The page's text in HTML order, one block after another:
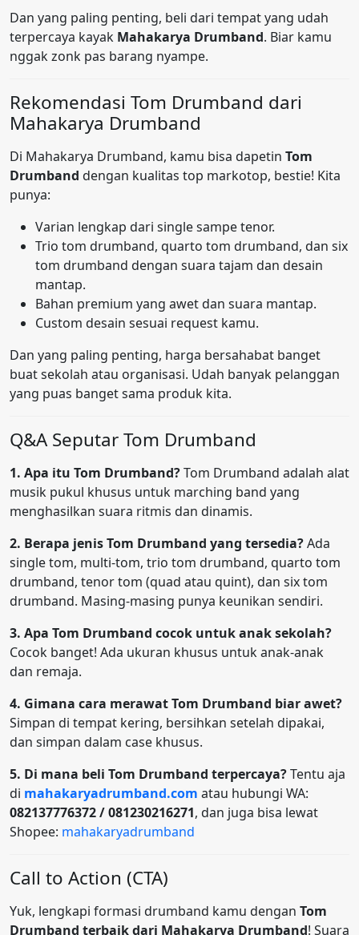
Dan yang paling penting, beli dari tempat yang udah
terpercaya kayak Mahakarya Drumband. Biar kamu
nggak zonk pas barang nyampe.
Rekomendasi Tom Drumband dari
Mahakarya Drumband
Di Mahakarya Drumband, kamu bisa dapetin Tom
Drumband dengan kualitas top markotop, bestie! Kita
punya:
Varian lengkap dari single sampe tenor.
Trio tom drumband, quarto tom drumband, dan six
tom drumband dengan suara tajam dan desain
mantap.
Bahan premium yang awet dan suara mantap.
Custom desain sesuai request kamu.
Dan yang paling penting, harga bersahabat banget
buat sekolah atau organisasi. Udah banyak pelanggan
yang puas banget sama produk kita.
Q&A Seputar Tom Drumband
1. Apa itu Tom Drumband?Tom Drumband adalah alat
musik pukul khusus untuk marching band yang
menghasilkan suara ritmis dan dinamis.
2. Berapa jenis Tom Drumband yang tersedia?Ada
single tom, multi-tom, trio tom drumband, quarto tom
drumband, tenor tom (quad atau quint), dan six tom
drumband. Masing-masing punya keunikan sendiri.
3. Apa Tom Drumband cocok untuk anak sekolah?
Cocok banget! Ada ukuran khusus untuk anak-anak
dan remaja.
4. Gimana cara merawat Tom Drumband biar awet?
Simpan di tempat kering, bersihkan setelah dipakai,
dan simpan dalam case khusus.
5. Di mana beli Tom Drumband terpercaya?Tentu aja
di mahakaryadrumband.com atau hubungi WA:
082137776372 / 081230216271, dan juga bisa lewat
Shopee: mahakaryadrumband
Call to Action (CTA)
Yuk, lengkapi formasi drumband kamu dengan Tom
Drumband terbaik dari Mahakarya Drumband! Suara